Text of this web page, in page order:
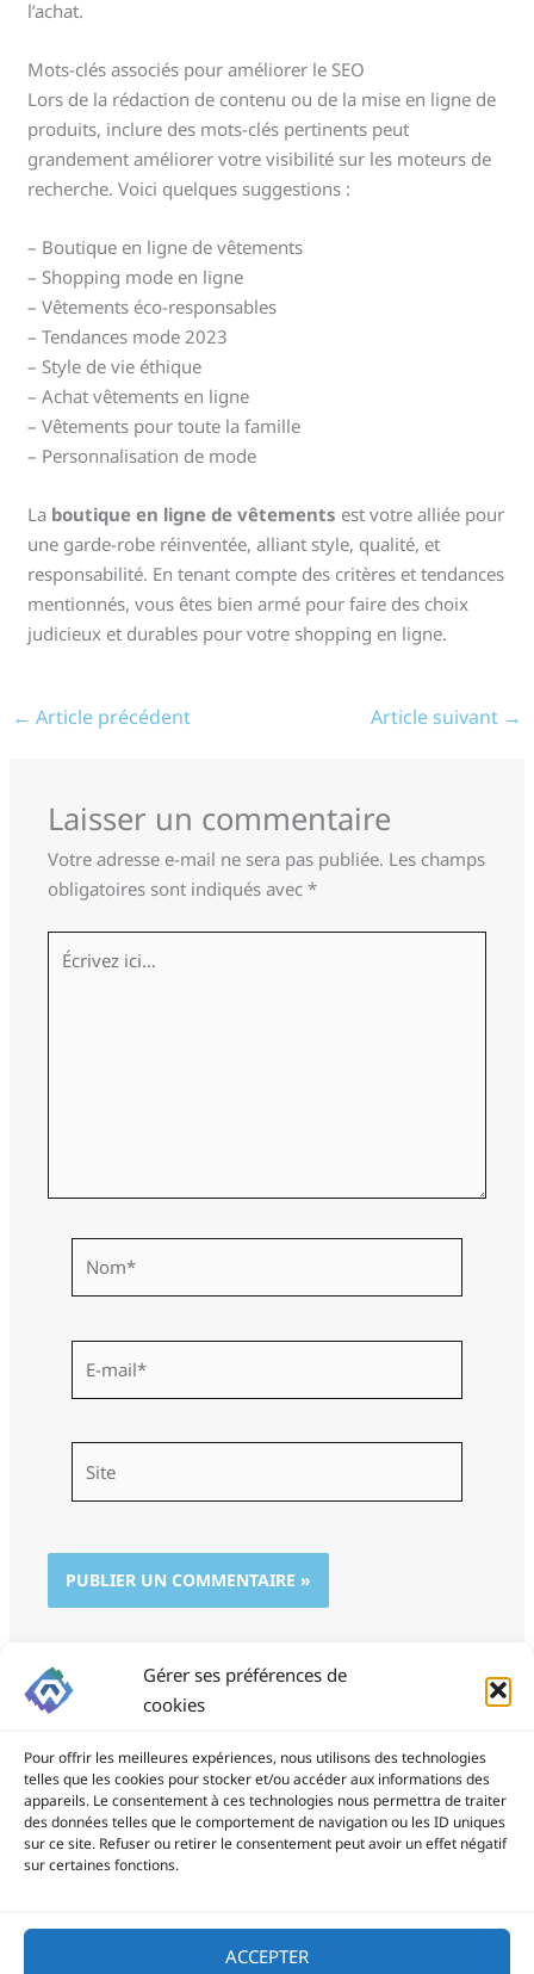
Gérer ses préférences de
cookies
Pour offrir les meilleures expériences, nous utilisons des technologies
telles que les cookies pour stocker et/ou accéder aux informations des
appareils. Le consentement à ces technologies nous permettra de traiter
des données telles que le comportement de navigation ou les ID uniques
sur ce site. Refuser ou retirer le consentement peut avoir un effet négatif
sur certaines fonctions.
ACCEPTER
l’achat.
Mots-clés associés pour améliorer le SEO
Lors de la rédaction de contenu ou de la mise en ligne de
produits, inclure des mots-clés pertinents peut
grandement améliorer votre visibilité sur les moteurs de
recherche. Voici quelques suggestions :
– Boutique en ligne de vêtements
– Shopping mode en ligne
– Vêtements éco-responsables
– Tendances mode 2023
– Style de vie éthique
– Achat vêtements en ligne
– Vêtements pour toute la famille
– Personnalisation de mode
La boutique en ligne de vêtements est votre alliée pour
une garde-robe réinventée, alliant style, qualité, et
responsabilité. En tenant compte des critères et tendances
mentionnés, vous êtes bien armé pour faire des choix
judicieux et durables pour votre shopping en ligne.
← Article précédent Article suivant →
Laisser un commentaire
Votre adresse e-mail ne sera pas publiée. Les champs
obligatoires sont indiqués avec*
Écrivez
ici…
mail*
ProSite - 06 85 94 34 21
prositegestion@gmail.com
Copyright © 2026